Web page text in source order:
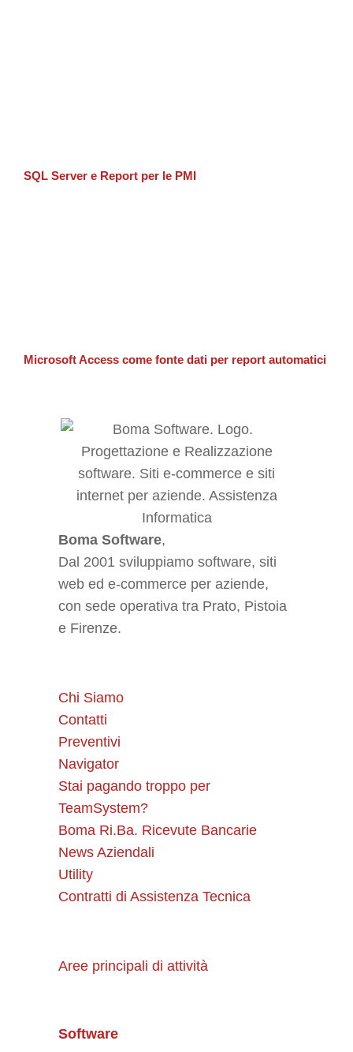
SQL Server e Report per le PMI
Microsoft Access come fonte dati per report automatici
Boma Software,
Dal 2001 sviluppiamo software, siti
web ed e-commerce per aziende,
con sede operativa tra Prato, Pistoia
e Firenze.
Chi Siamo
Contatti
Preventivi
Navigator
Stai pagando troppo per
TeamSystem?
Boma Ri.Ba. Ricevute Bancarie
News Aziendali
Utility
Contratti di Assistenza Tecnica
Aree principali di attività
Software